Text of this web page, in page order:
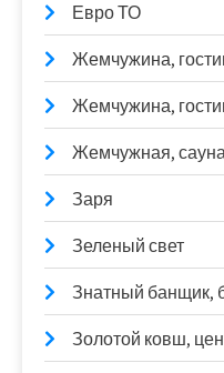
Евро ТО
Жемчужина,
Жемчужина,
Жемчужная,
Заря
Зеленый свет
Знатный банщик,
Золотой ковш,